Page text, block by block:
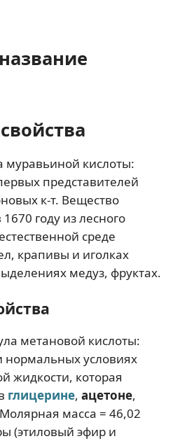
кислоты:
представителей
к-т. Вещество
году из лесного
среде
крапивы и иголках
медуз, фруктах.
метановой кислоты:
нормальных условиях
жидкости, которая
глицерине, ацетоне,
масса = 46,02
(этиловый эфир и